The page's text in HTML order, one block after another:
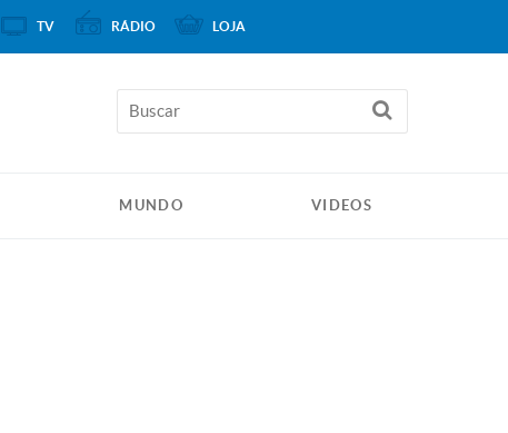
MUNDO VIDEOS
TV RÁDIO LOJA